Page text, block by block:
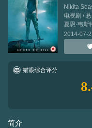
Nikita
电视剧 /
夏恩·韦斯
2014-07-
猫眼综合评分
简介